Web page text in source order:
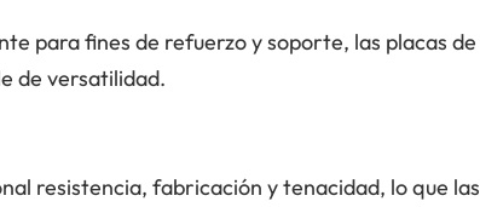
para fines de refuerzo y soporte, las placas de
de versatilidad.
resistencia, fabricación y tenacidad, lo que las